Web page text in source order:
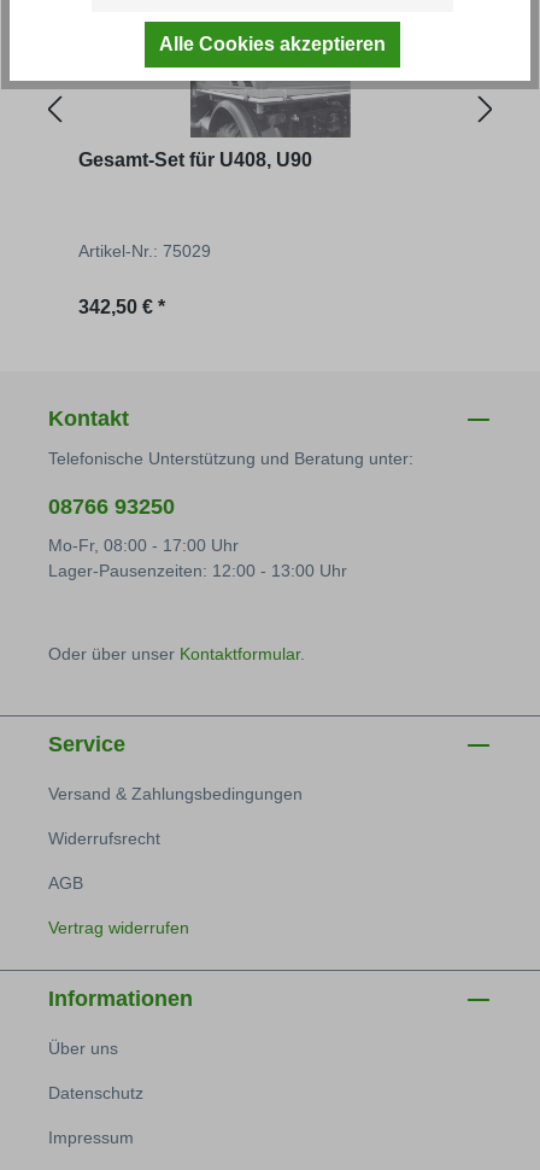
Gesamt-Set für U408, U90
Artikel-Nr.: 75029
Regulärer Preis:
342,50 € *
Kontakt
Telefonische Unterstützung und Beratung unter:
08766 93250
Mo-Fr, 08:00 - 17:00 Uhr
Lager-Pausenzeiten: 12:00 - 13:00 Uhr
Oder über unser Kontaktformular.
Service
Versand & Zahlungsbedingungen
Widerrufsrecht
AGB
Vertrag widerrufen
Informationen
Über uns
Datenschutz
Impressum
Alle Cookies akzeptieren